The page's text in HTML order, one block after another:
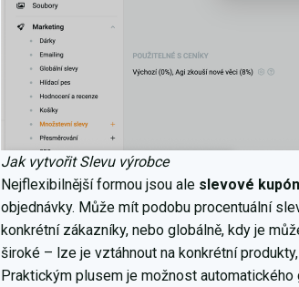
Jak vytvořit Slevu výrobce
Nejflexibilnější formou jsou ale slevové
objednávky. Může mít podobu procentuální
konkrétní zákazníky, nebo globálně, kdy je
široké – lze je vztáhnout na konkrétní
Praktickým plusem je možnost